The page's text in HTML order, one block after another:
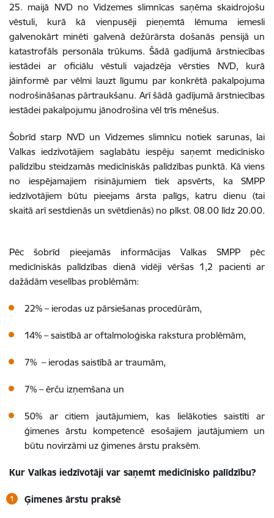
25. maijā NVD no Vidzemes slimnīcas saņēma skaidrojošu
vēstuli, kurā kā vienpusēji pieņemtā lēmuma iemesli
galvenokārt minēti galvenā dežūrārsta došanās pensijā un
katastrofāls personāla trūkums. Šādā gadījumā ārstniecības
iestādei ar oficiālu vēstuli vajadzēja vērsties NVD, kurā
jāinformē par vēlmi lauzt līgumu par konkrētā pakalpojuma
nodrošināšanas pārtraukšanu. Arī šādā gadījumā ārstniecības
iestādei pakalpojumu jānodrošina vēl trīs mēnešus.
Šobrīd starp NVD un Vidzemes slimnīcu notiek sarunas, lai
Valkas iedzīvotājiem saglabātu iespēju saņemt medicīnisko
palīdzību steidzamās medicīniskās palīdzības punktā. Kā viens
no iespējamajiem risinājumiem tiek apsvērts, ka SMPP
iedzīvotājiem būtu pieejams ārsta palīgs, katru dienu (tai
skaitā arī sestdienās un svētdienās) no plkst. 08.00 līdz 20.00.
Pēc šobrīd pieejamās informācijas Valkas SMPP pēc
medicīniskās palīdzības dienā vidēji vēršas 1,2 pacienti ar
dažādām veselības problēmām:
22% – ierodas uz pārsiešanas procedūrām,
14% – saistībā ar oftalmoloģiska rakstura problēmām,
7% – ierodas saistībā ar traumām,
7% – ērču izņemšana un
50% ar citiem jautājumiem, kas lielākoties saistīti ar
ģimenes ārstu kompetencē esošajiem jautājumiem un
būtu novirzāmi uz ģimenes ārstu praksēm.
Kur Valkas iedzīvotāji var saņemt medicīnisko palīdzību?
Ģimenes ārstu praksē